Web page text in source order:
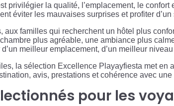
privilégier la qualité, l’emplacement, le
éviter les mauvaises surprises et profiter
aux familles qui recherchent un hôtel plus
plus agréable, une ambiance plus
meilleur emplacement, d’un meilleur
la sélection Excellence Playayfiesta met
avis, prestations et cohérence avec
pour les